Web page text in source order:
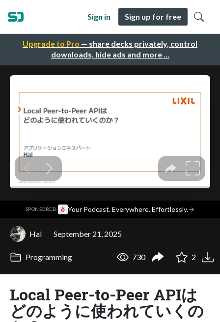
Upgrade to Pro — share decks privately, control
downloads, hide ads and more …
Sign in Sign up for free
SPONSORED· Your Podcast. Everywhere. Effortlessly.→
Hal September 21, 2025
Programming 730 2
Local Peer-to-Peer APIは
どのように使われていくの